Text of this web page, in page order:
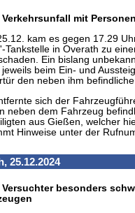
Verkehrsunfall mit
kam es gegen 17.29
Tankstelle in Overath zu
Ein bislang
beim Ein- und
den neben ihm
sich der
neben dem Fahrzeug
aus Gießen, welcher
Hinweise unter der
25.12.2024
Versuchter besonders